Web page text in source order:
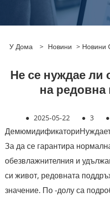
У Дома > Новини > Новини
Не се нуждае ли
на
● 2025-05-22 ● 3 ●
Демюмидификатори
За да се гарантира
обезвлажнителния и
си живот, редовната
значение. По -долу са